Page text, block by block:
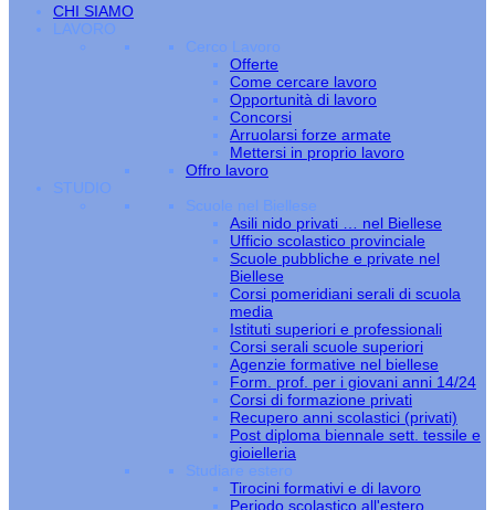
CHI SIAMO
LAVORO
Cerco Lavoro
Offerte
Come cercare lavoro
Opportunità di lavoro
Concorsi
Arruolarsi forze armate
Mettersi in proprio lavoro
Offro lavoro
STUDIO
Scuole nel Biellese
Asili nido privati … nel Biellese
Ufficio scolastico provinciale
Scuole pubbliche e private nel
Biellese
Corsi pomeridiani serali di scuola
media
Istituti superiori e professionali
Corsi serali scuole superiori
Agenzie formative nel biellese
Form. prof. per i giovani anni 14/24
Corsi di formazione privati
Recupero anni scolastici (privati)
Post diploma biennale sett. tessile e
gioielleria
Studiare estero
Tirocini formativi e di lavoro
Periodo scolastico all'estero